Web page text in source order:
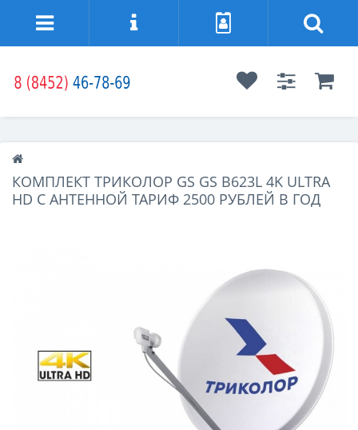
КОМПЛЕКТ ТРИКОЛОР GS GS B623L 4K ULTRA
HD С АНТЕННОЙ ТАРИФ 2500 РУБЛЕЙ В ГОД